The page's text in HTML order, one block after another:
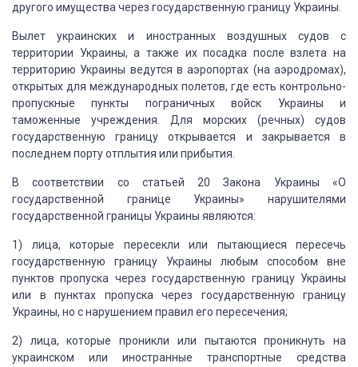
другого имущества через государственную границу Украины.
Вылет украинских и иностранных воздушных судов с
территории Украины, а также их посадка после взлета на
территорию Украины ведутся в аэропортах (на аэродромах),
открытых для международных полетов, где есть контрольно-
пропускные пункты пограничных войск Украины и
таможенные учреждения.
Для морских (речных) судов
государственную границу открывается и закрывается в
последнем порту отплытия или прибытия.
В соответствии со статьей 20 Закона Украины «О
государственной границе Украины» нарушителями
государственной границы Украины являются:
1) лица, которые пересекли или пытающиеся пересечь
государственную границу Украины любым способом вне
пунктов пропуска через государственную границу Украины
или в пунктах пропуска через государственную границу
Украины, но с нарушением правил его пересечения;
2) лица, которые проникли или пытаются проникнуть на
украинском или иностранные транспортные средства